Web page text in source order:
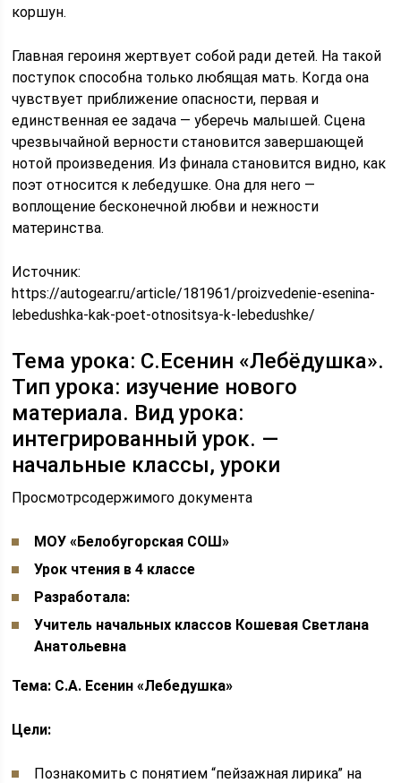
коршун.
Главная героиня жертвует собой ради детей. На такой
поступок способна только любящая мать. Когда она
чувствует приближение опасности, первая и
единственная ее задача — уберечь малышей. Сцена
чрезвычайной верности становится завершающей
нотой произведения. Из финала становится видно, как
поэт относится к лебедушке. Она для него —
воплощение бесконечной любви и нежности
материнства.
Источник:
https://autogear.ru/article/181961/proizvedenie-esenina-
lebedushka-kak-poet-otnositsya-k-lebedushke/
Тема урока: С.Есенин «Лебёдушка».
Тип урока: изучение нового
материала. Вид урока:
интегрированный урок. —
начальные классы, уроки
Просмотрсодержимого документа
МОУ «Белобугорская СОШ»
Урок чтения в 4 классе
Разработала:
Учитель начальных классов Кошевая Светлана
Анатольевна
Тема: С.А. Есенин «Лебедушка»
Цели:
Познакомить с понятием “пейзажная лирика” на